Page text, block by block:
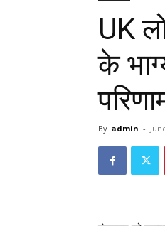
UK
के
By admin -